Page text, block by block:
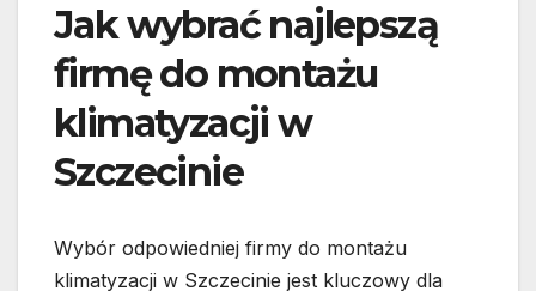
Jak wybrać najlepszą
firmę do montażu
klimatyzacji w
Szczecinie
Wybór odpowiedniej firmy do montażu
klimatyzacji w Szczecinie jest kluczowy dla